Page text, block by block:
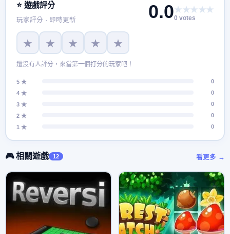
⭐ 遊戲評分
玩家評分 · 即時更新 0.0★★★★★
0 votes
★ ★ ★ ★ ★
還沒有人評分，來當第一個打分的玩家吧！
5 ★
0
4 ★
0
3 ★
0
2 ★
0
1 ★
0
🎮 相關遊戲 12 看更多 →